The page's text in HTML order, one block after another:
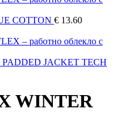
COTTON € 13.60
JACKET TECH
WINTER